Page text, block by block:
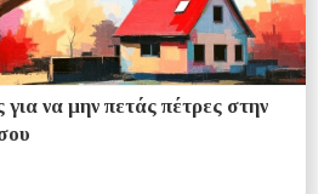
για να μην πετάς πέτρες στην